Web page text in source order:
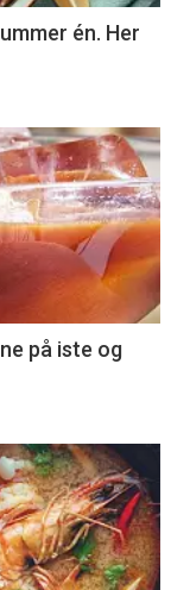
én. Her
på iste og